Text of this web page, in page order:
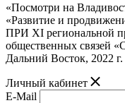
«Посмотри на
«Развитие и
ПРИ XI региональной
общественных связей
Дальний Восток, 2022 г.
Личный кабинет
E-Mail